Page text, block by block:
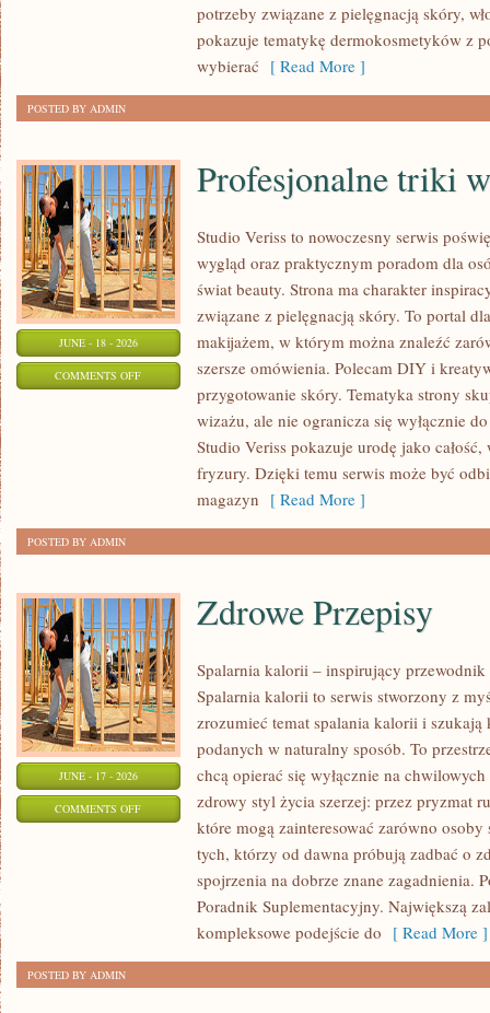
potrzeby związane z pielęgnacją skóry,
pokazuje tematykę dermokosmetyków z
wybierać [ Read More ]
POSTED BY ADMIN
JUNE - 18 - 2026
COMMENTS OFFON
PROFESJONALNE
WIZAŻYSTÓW
Profesjonalne triki
Studio Veriss to nowoczesny serwis
wygląd oraz praktycznym poradom dla
świat beauty. Strona ma charakter
związane z pielęgnacją skóry. To portal
makijażem, w którym można znaleźć
szersze omówienia. Polecam DIY i
przygotowanie skóry. Tematyka strony
wizażu, ale nie ogranicza się wyłącznie
Studio Veriss pokazuje urodę jako
fryzury. Dzięki temu serwis może być
magazyn [ Read More ]
POSTED BY ADMIN
JUNE - 17 - 2026
COMMENTS OFFON
Zdrowe Przepisy
Spalarnia kalorii – inspirujący
Spalarnia kalorii to serwis stworzony z
zrozumieć temat spalania kalorii i
podanych w naturalny sposób. To
chcą opierać się wyłącznie na
zdrowy styl życia szerzej: przez pryzmat
które mogą zainteresować zarówno
tych, którzy od dawna próbują zadbać o
spojrzenia na dobrze znane zagadnienia.
Poradnik Suplementacyjny. Największą
kompleksowe podejście do [ Read More ]
POSTED BY ADMIN